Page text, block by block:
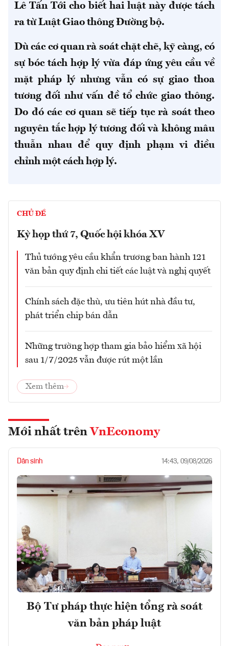
Lê Tấn Tới cho biết hai luật này được tách
ra từ Luật Giao thông Đường bộ.
Dù các cơ quan rà soát chặt chẽ, kỹ càng, có
sự bóc tách hợp lý vừa đáp ứng yêu cầu về
mặt pháp lý nhưng vẫn có sự giao thoa
tương đối như vấn đề tổ chức giao thông.
Do đó các cơ quan sẽ tiếp tục rà soát theo
nguyên tắc hợp lý tương đối và không mâu
thuẫn nhau để quy định phạm vi điều
chỉnh một cách hợp lý.
CHỦ ĐỀ
Kỳ họp thứ 7, Quốc hội khóa XV
Thủ tướng yêu cầu khẩn trương ban hành 121
văn bản quy định chi tiết các luật và nghị quyết
Chính sách đặc thù, ưu tiên hút nhà đầu tư,
phát triển chip bán dẫn
Những trường hợp tham gia bảo hiểm xã hội
sau 1/7/2025 vẫn được rút một lần
Xem thêm
Mới nhất trên VnEconomy
Dân sinh 14:43, 09/08/2026
Bộ Tư pháp thực hiện tổng rà soát
văn bản pháp luật